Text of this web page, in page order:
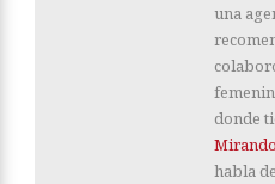
una
donde
habla